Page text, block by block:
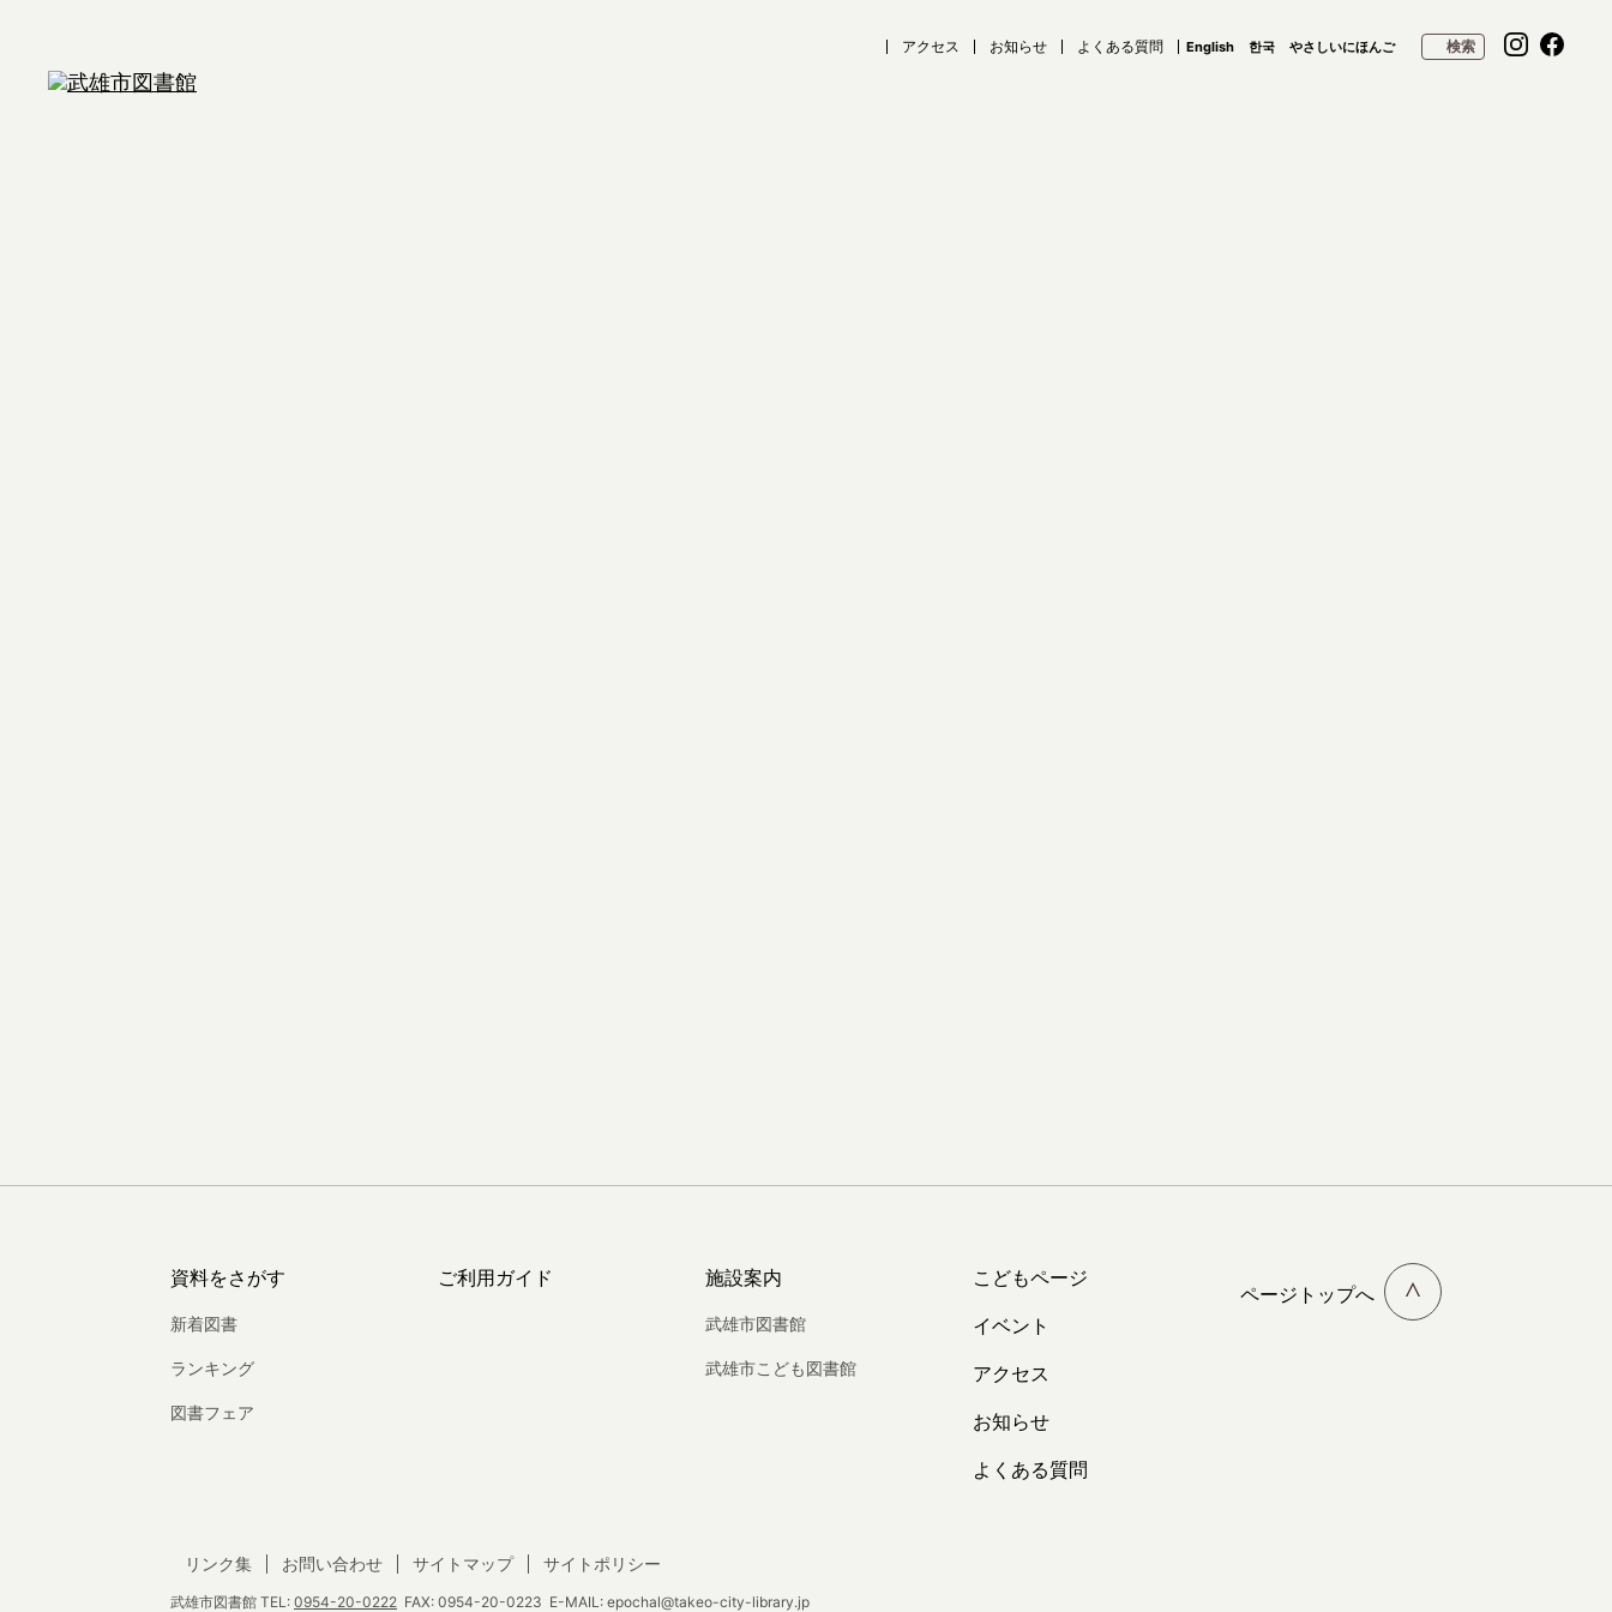
アクセス お知らせ よくある質問 English 한국 やさしいにほんご 検索
資料をさがす
新着図書
ランキング
図書フェア
ご利用ガイド 施設案内
武雄市図書館
武雄市こども図書館
こどもページ
イベント
アクセス
お知らせ
よくある質問
ページトップへ
武雄市図書館 TEL: 0954-20-0222 FAX: 0954-20-0223 E-MAIL: epochal@takeo-city-library.jp
リンク集 お問い合わせ サイトマップ サイトポリシー